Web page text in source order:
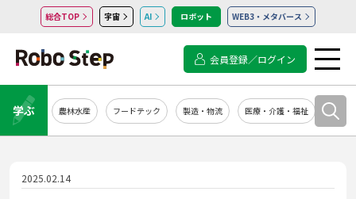
総合TOP 宇宙 AI ロボット WEB3・メタバース
会員登録／ログイン
学ぶ 農林水産 フードテック 製造・物流 医療・介護・福祉 シス
2025.02.14